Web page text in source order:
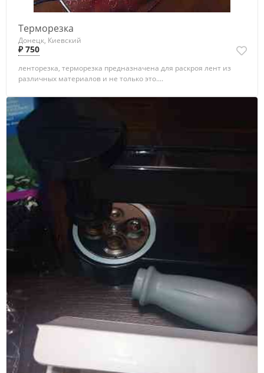
Терморезка
Донецк, Киевский
₽ 750
ленторезка, терморезка предназначена для раскроя лент из
различных материалов и не только это....